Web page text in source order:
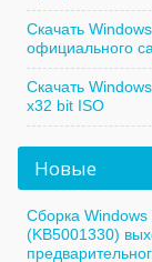
Скачать
официального
Скачать
x32 bit ISO
Новые
Сборка
(KB5001330)